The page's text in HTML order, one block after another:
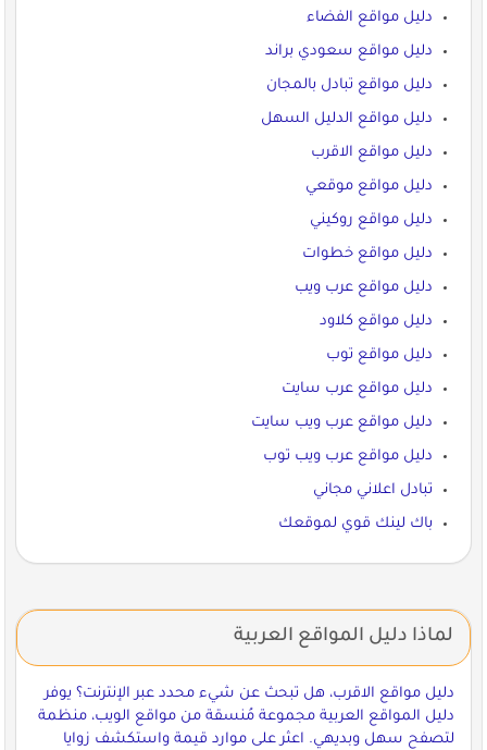
دليل مواقع الفضاء
دليل مواقع سعودي براند
دليل مواقع تبادل بالمجان
دليل مواقع الدليل السهل
دليل مواقع الاقرب
دليل مواقع موقعي
دليل مواقع روكيني
دليل مواقع خطوات
دليل مواقع عرب ويب
دليل مواقع كلاود
دليل مواقع توب
دليل مواقع عرب سايت
دليل مواقع عرب ويب سايت
دليل مواقع عرب ويب توب
تبادل اعلاني مجاني
باك لينك قوي لموقعك
لماذا دليل المواقع العربية
دليل مواقع الاقرب، هل تبحث عن شيء محدد عبر الإنترنت؟ يوفر
دليل المواقع العربية مجموعة مُنسقة من مواقع الويب، منظمة
لتصفح سهل وبديهي. اعثر على موارد قيمة واستكشف زوايا